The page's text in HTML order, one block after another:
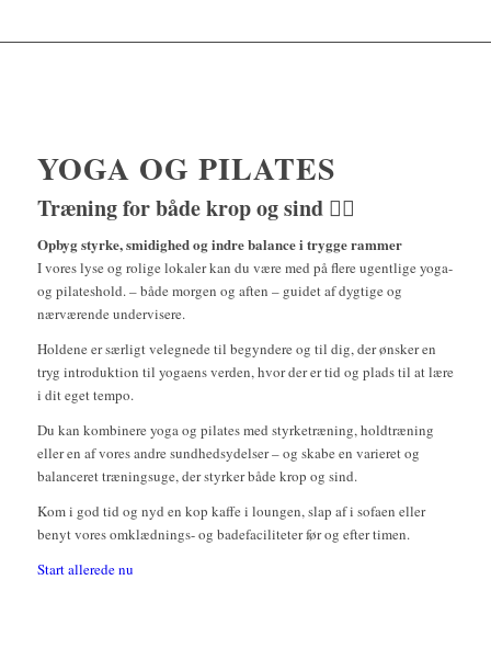
YOGA OG PILATES
Træning for både krop og sind 🧘‍♀️
Opbyg styrke, smidighed og indre balance i trygge rammer
I vores lyse og rolige lokaler kan du være med på flere ugentlige yoga-
og pilateshold. – både morgen og aften – guidet af dygtige og
nærværende undervisere.
Holdene er særligt velegnede til begyndere og til dig, der ønsker en
tryg introduktion til yogaens verden, hvor der er tid og plads til at lære
i dit eget tempo.
Du kan kombinere yoga og pilates med styrketræning, holdtræning
eller en af vores andre sundhedsydelser – og skabe en varieret og
balanceret træningsuge, der styrker både krop og sind.
Kom i god tid og nyd en kop kaffe i loungen, slap af i sofaen eller
benyt vores omklædnings- og badefaciliteter før og efter timen.
Start allerede nu